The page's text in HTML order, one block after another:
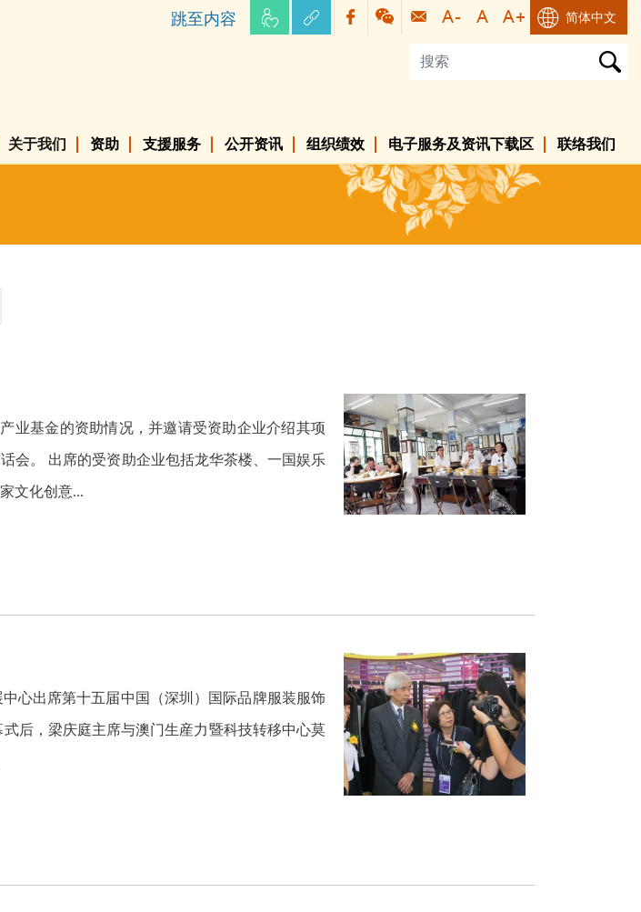
跳至内容 简体中文
关于我们 资助 支援服务 公开资讯 组织绩效 电子服务及资讯下载区 联络我们
业基金的资助情况，并邀请受资助企业介绍其项
会。 出席的受资助企业包括龙华茶楼、一国娱乐
文化创意...
心出席第十五届中国（深圳）国际品牌服装服饰
后，梁庆庭主席与澳门生産力暨科技转移中心莫